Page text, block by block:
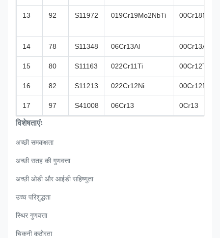
13 92 S11972 019Cr19Mo2NbTi 00Cr18Mo2
14 78 S11348 06Cr13Al 00Cr13Al
15 80 S11163 022Cr11Ti 00Cr12Ti
16 82 S11213 022Cr12Ni 00Cr12Ni
17 97 S41008 06Cr13 0Cr13
विशेषताएंः
अच्छी समकक्षता
अच्छी सतह की गुणवत्ता
अच्छी ओडी और आईडी सहिष्णुता
उच्च परिशुद्धता
स्थिर गुणवत्ता
चिकनी कठोरता